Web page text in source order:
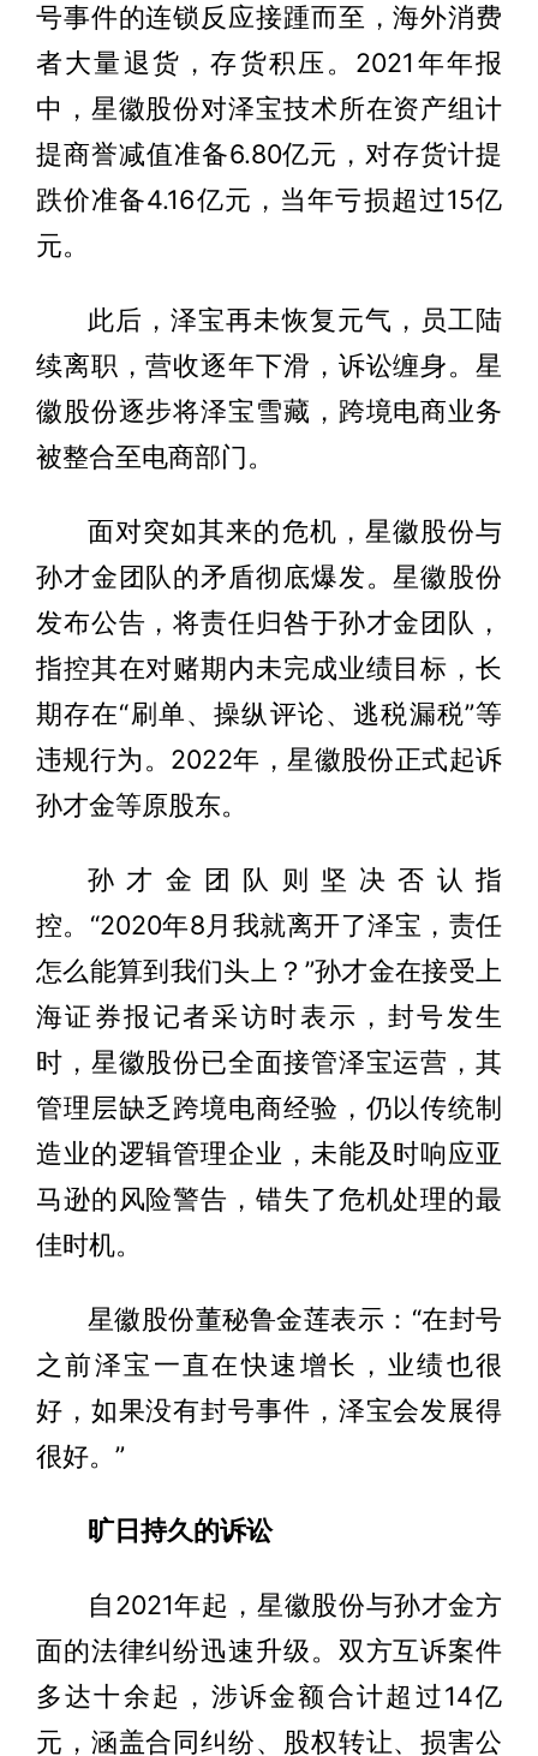
号事件的连锁反应接踵而至，海外消费
者大量退货，存货积压。2021年年报
中，星徽股份对泽宝技术所在资产组计
提商誉减值准备6.80亿元，对存货计提
跌价准备4.16亿元，当年亏损超过15亿
元。
此后，泽宝再未恢复元气，员工陆
续离职，营收逐年下滑，诉讼缠身。星
徽股份逐步将泽宝雪藏，跨境电商业务
被整合至电商部门。
面对突如其来的危机，星徽股份与
孙才金团队的矛盾彻底爆发。星徽股份
发布公告，将责任归咎于孙才金团队，
指控其在对赌期内未完成业绩目标，长
期存在“刷单、操纵评论、逃税漏税”等
违规行为。2022年，星徽股份正式起诉
孙才金等原股东。
孙才金团队则坚决否认指
控。“2020年8月我就离开了泽宝，责任
怎么能算到我们头上？”孙才金在接受上
海证券报记者采访时表示，封号发生
时，星徽股份已全面接管泽宝运营，其
管理层缺乏跨境电商经验，仍以传统制
造业的逻辑管理企业，未能及时响应亚
马逊的风险警告，错失了危机处理的最
佳时机。
星徽股份董秘鲁金莲表示：“在封号
之前泽宝一直在快速增长，业绩也很
好，如果没有封号事件，泽宝会发展得
很好。”
旷日持久的诉讼
自2021年起，星徽股份与孙才金方
面的法律纠纷迅速升级。双方互诉案件
多达十余起，涉诉金额合计超过14亿
元，涵盖合同纠纷、股权转让、损害公